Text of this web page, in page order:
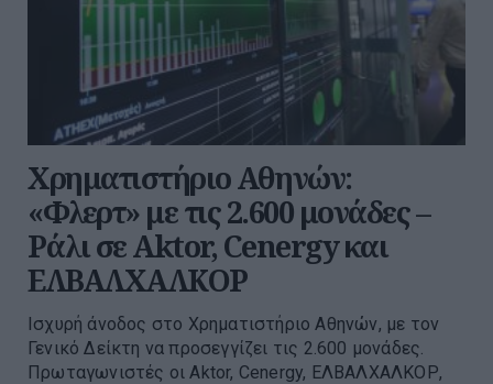
Χρηματιστήριο Αθηνών:
«Φλερτ» με τις 2.600 μονάδες –
Ράλι σε Aktor, Cenergy και
ΕΛΒΑΛΧΑΛΚΟΡ
Ισχυρή άνοδος στο Χρηματιστήριο Αθηνών, με τον
Γενικό Δείκτη να προσεγγίζει τις 2.600 μονάδες.
Πρωταγωνιστές οι Aktor, Cenergy, ΕΛΒΑΛΧΑΛΚΟΡ,